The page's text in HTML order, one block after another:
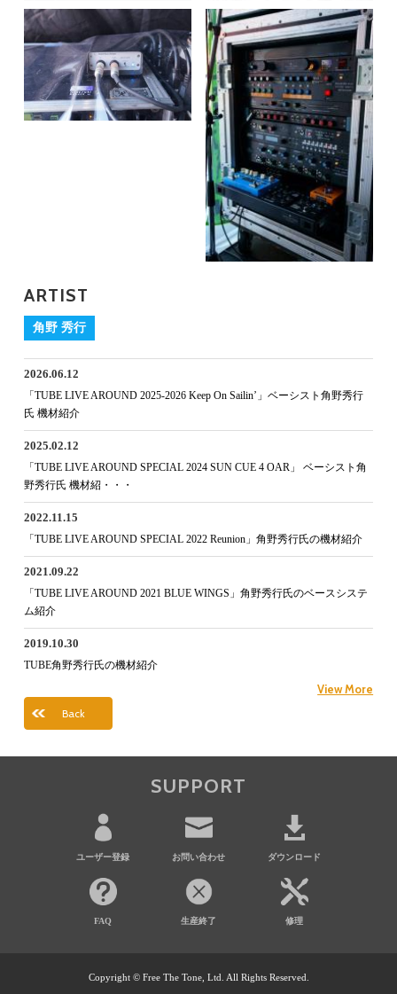
ARTIST
角野 秀行
2026.06.12
「TUBE LIVE AROUND 2025-2026 Keep On Sailin’」ベーシスト角野秀行
氏 機材紹介
2025.02.12
「TUBE LIVE AROUND SPECIAL 2024 SUN CUE 4 OAR」 ベーシスト角
野秀行氏 機材紹・・・
2022.11.15
「TUBE LIVE AROUND SPECIAL 2022 Reunion」角野秀行氏の機材紹介
2021.09.22
「TUBE LIVE AROUND 2021 BLUE WINGS」角野秀行氏のベースシステ
ム紹介
2019.10.30
TUBE角野秀行氏の機材紹介
View More
Back
SUPPORT
ユーザー登録 お問い合わせ ダウンロード
FAQ 生産終了 修理
Copyright © Free The Tone, Ltd. All Rights Reserved.